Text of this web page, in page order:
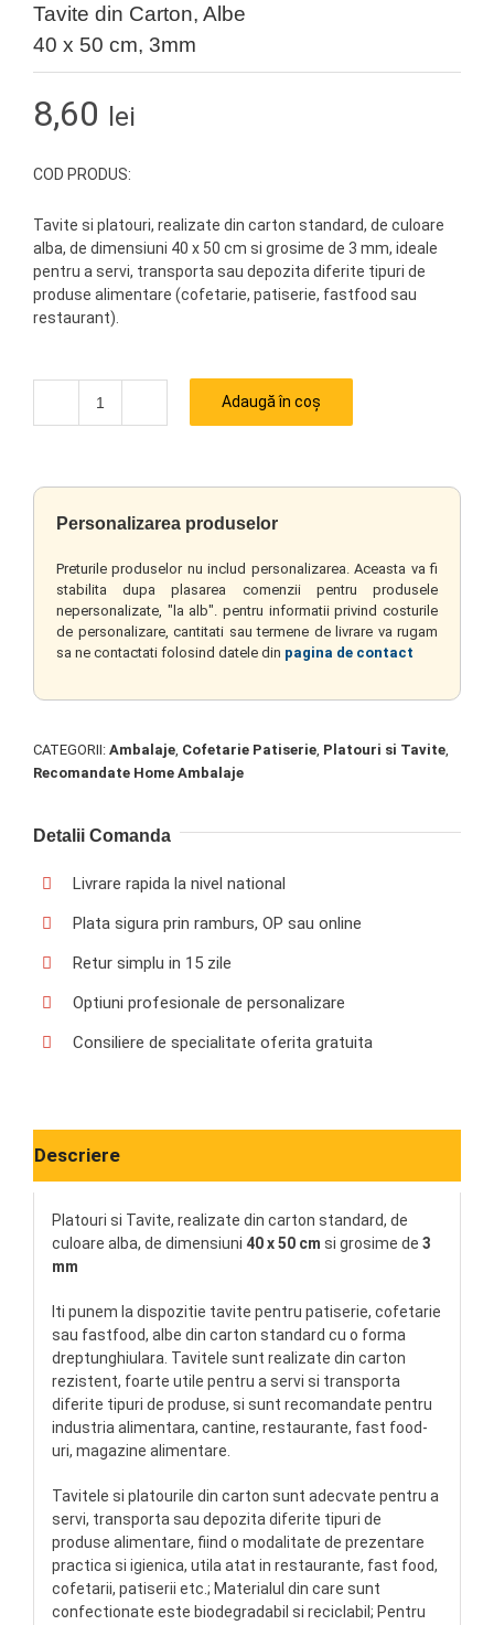
Tavite din Carton, Albe
40 x 50 cm, 3mm
8,60 lei
COD PRODUS:
Tavite si platouri, realizate din carton standard, de culoare
alba, de dimensiuni 40 x 50 cm si grosime de 3 mm, ideale
pentru a servi, transporta sau depozita diferite tipuri de
produse alimentare (cofetarie, patiserie, fastfood sau
restaurant).
Cantitate
Adaugă în coș
Personalizarea produselor
Preturile produselor nu includ personalizarea. Aceasta va fi
stabilita dupa plasarea comenzii pentru produsele
nepersonalizate, "la alb". pentru informatii privind costurile
de personalizare, cantitati sau termene de livrare va rugam
sa ne contactati folosind datele din pagina de contact
CATEGORII: Ambalaje, Cofetarie Patiserie, Platouri si Tavite,
Recomandate Home Ambalaje
Detalii Comanda
Livrare rapida la nivel national
Plata sigura prin ramburs, OP sau online
Retur simplu in 15 zile
Optiuni profesionale de personalizare
Consiliere de specialitate oferita gratuita
Descriere
Platouri si Tavite, realizate din carton standard, de
culoare alba, de dimensiuni 40 x 50 cm si grosime de 3
mm
Iti punem la dispozitie tavite pentru patiserie, cofetarie
sau fastfood, albe din carton standard cu o forma
dreptunghiulara. Tavitele sunt realizate din carton
rezistent, foarte utile pentru a servi si transporta
diferite tipuri de produse, si sunt recomandate pentru
industria alimentara, cantine, restaurante, fast food-
uri, magazine alimentare.
Tavitele si platourile din carton sunt adecvate pentru a
servi, transporta sau depozita diferite tipuri de
produse alimentare, fiind o modalitate de prezentare
practica si igienica, utila atat in restaurante, fast food,
cofetarii, patiserii etc.; Materialul din care sunt
confectionate este biodegradabil si reciclabil; Pentru